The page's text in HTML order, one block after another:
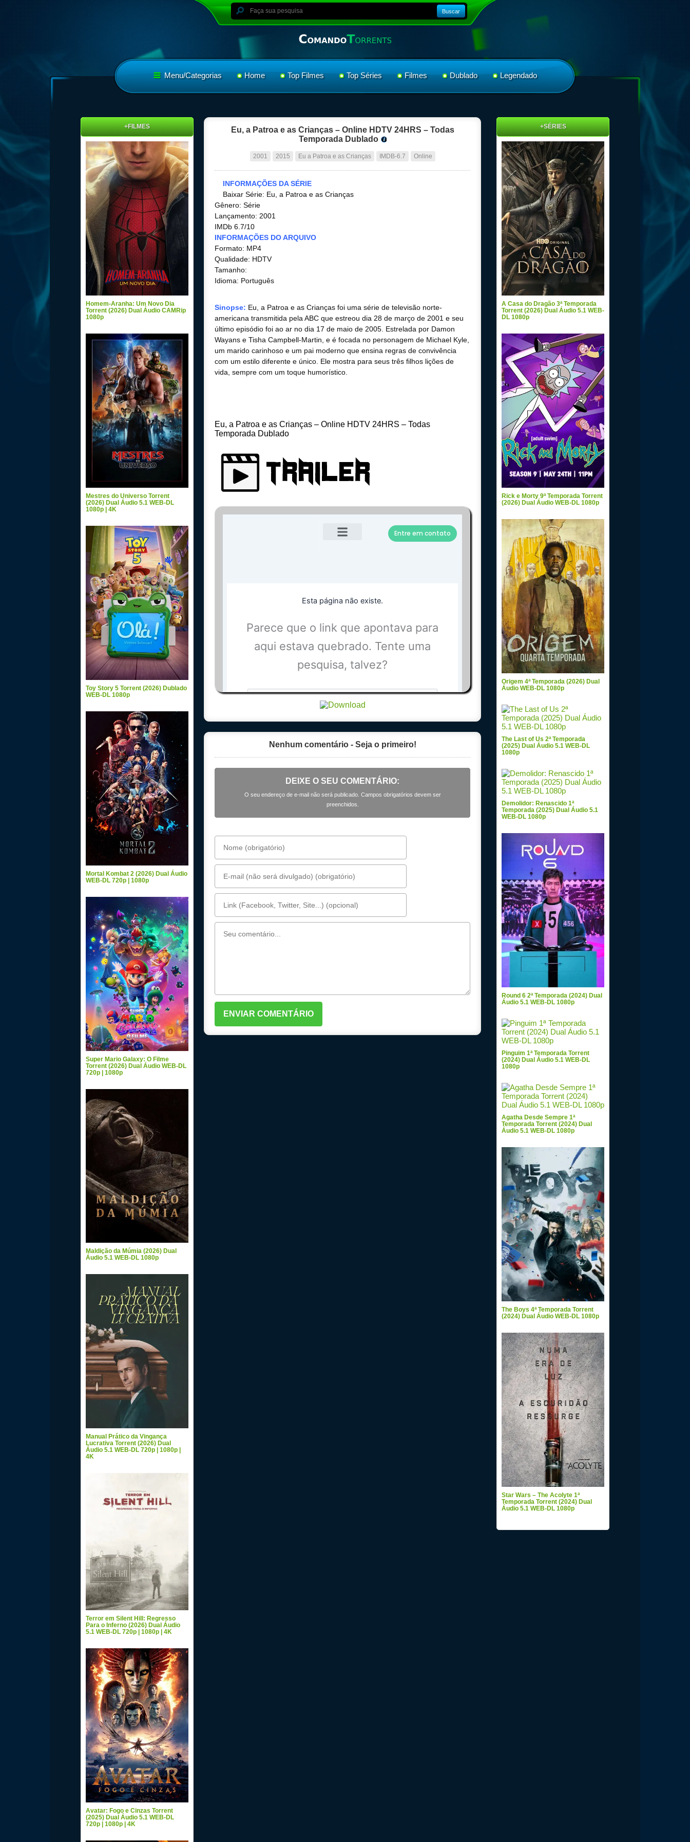
Buscar
Menu/Categorias Home Top Filmes Top Séries Filmes Dublado Legendado
Eu, a Patroa e as Crianças – Online HDTV 24HRS – Todas
Temporada Dublado
2001 2015 Eu a Patroa e as Crianças IMDB-6.7 Online
INFORMAÇÕES DA SÉRIE
Baixar Série: Eu, a Patroa e as Crianças
Gênero: Série
Lançamento: 2001
IMDb 6.7/10
INFORMAÇÕES DO ARQUIVO
Formato: MP4
Qualidade: HDTV
Tamanho:
Idioma: Português
Sinopse: Eu, a Patroa e as Crianças foi uma série de televisão norte-
americana transmitida pela ABC que estreou dia 28 de março de 2001 e seu
último episódio foi ao ar no dia 17 de maio de 2005. Estrelada por Damon
Wayans e Tisha Campbell-Martin, e é focada no personagem de Michael Kyle,
um marido carinhoso e um pai moderno que ensina regras de convivência
com um estilo diferente e único. Ele mostra para seus três filhos lições de
vida, sempre com um toque humorístico.
Eu, a Patroa e as Crianças – Online HDTV 24HRS – Todas
Temporada Dublado
Nenhum comentário - Seja o primeiro!
DEIXE O SEU COMENTÁRIO:
O seu endereço de e-mail não será publicado. Campos obrigatórios devem ser
preenchidos.
+FILMES
Homem-Aranha: Um Novo Dia
Torrent (2026) Dual Áudio CAMRip
1080p
Mestres do Universo Torrent
(2026) Dual Áudio 5.1 WEB-DL
1080p | 4K
Toy Story 5 Torrent (2026) Dublado
WEB-DL 1080p
Mortal Kombat 2 (2026) Dual Áudio
WEB-DL 720p | 1080p
Super Mario Galaxy: O Filme
Torrent (2026) Dual Áudio WEB-DL
720p | 1080p
Maldição da Múmia (2026) Dual
Áudio 5.1 WEB-DL 1080p
Manual Prático da Vingança
Lucrativa Torrent (2026) Dual
Áudio 5.1 WEB-DL 720p | 1080p |
4K
Terror em Silent Hill: Regresso
Para o Inferno (2026) Dual Áudio
5.1 WEB-DL 720p | 1080p | 4K
Avatar: Fogo e Cinzas Torrent
(2025) Dual Áudio 5.1 WEB-DL
720p | 1080p | 4K
+SÉRIES
A Casa do Dragão 3ª Temporada
Torrent (2026) Dual Áudio 5.1 WEB-
DL 1080p
Rick e Morty 9ª Temporada Torrent
(2026) Dual Áudio WEB-DL 1080p
Origem 4ª Temporada (2026) Dual
Áudio WEB-DL 1080p
The Last of Us 2ª Temporada
(2025) Dual Áudio 5.1 WEB-DL
1080p
Demolidor: Renascido 1ª
Temporada (2025) Dual Áudio 5.1
WEB-DL 1080p
Round 6 2ª Temporada (2024) Dual
Áudio 5.1 WEB-DL 1080p
Pinguim 1ª Temporada Torrent
(2024) Dual Áudio 5.1 WEB-DL
1080p
Agatha Desde Sempre 1ª
Temporada Torrent (2024) Dual
Áudio 5.1 WEB-DL 1080p
The Boys 4ª Temporada Torrent
(2024) Dual Áudio WEB-DL 1080p
Star Wars – The Acolyte 1ª
Temporada Torrent (2024) Dual
Áudio 5.1 WEB-DL 1080p